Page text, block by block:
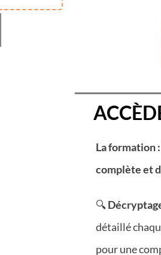
La formation
complète et
🔍
détaillé
pour une